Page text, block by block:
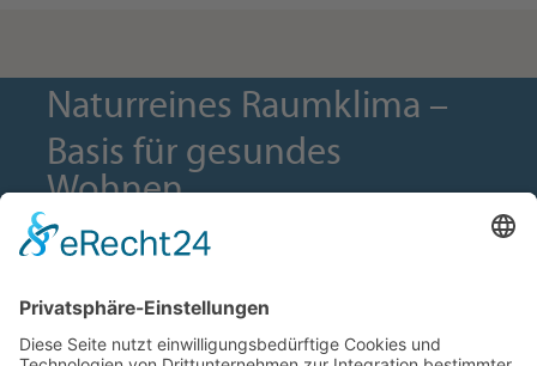
Naturreines Raumklima –
Basis für gesundes
Wohnen.
Biolehmhaus GmbH
Franklinstraße 66